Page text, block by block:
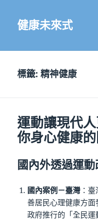
健康未來式
標籤:精神健康
運動讓現代
你身心健康
國內外透過運
國內案例－臺灣 ：
善居民心理健康方
政府推行的「全民